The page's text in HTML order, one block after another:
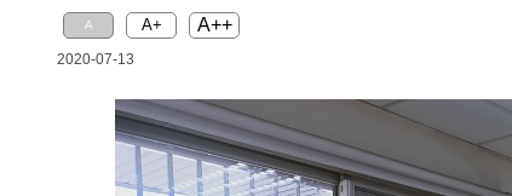
A A+ A++
2020-07-13